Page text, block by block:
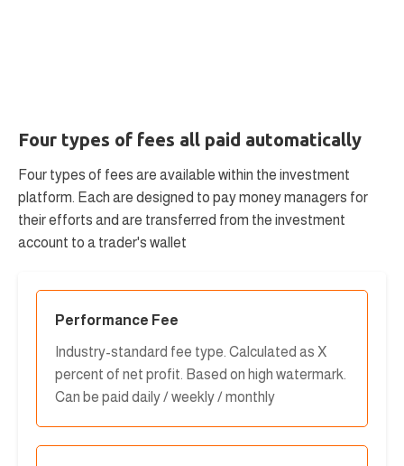
Four types of fees all paid automatically
Four types of fees are available within the investment
platform. Each are designed to pay money managers for
their efforts and are transferred from the investment
account to a trader's wallet
Performance Fee
Industry-standard fee type. Calculated as X
percent of net profit. Based on high watermark.
Can be paid daily / weekly / monthly